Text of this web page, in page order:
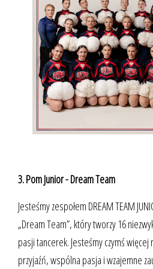
3. Pom Junior - Dream Team
Jesteśmy zespołem DREAM TEAM
„Dream Team”, który tworzy 16
pasji tancerek. Jesteśmy czymś więcej
przyjaźń, wspólna pasja i wzajemne